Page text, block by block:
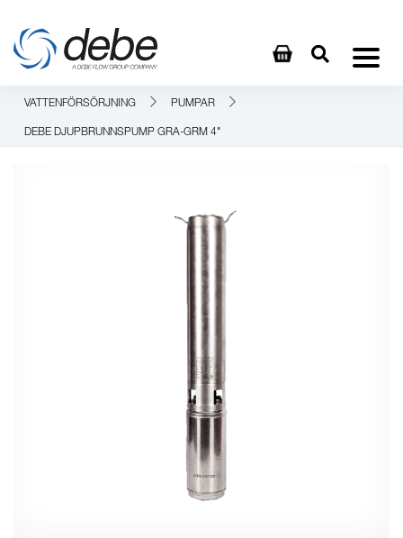
VATTENFÖRSÖRJNING PUMPAR
DEBE DJUPBRUNNSPUMP GRA-GRM 4"